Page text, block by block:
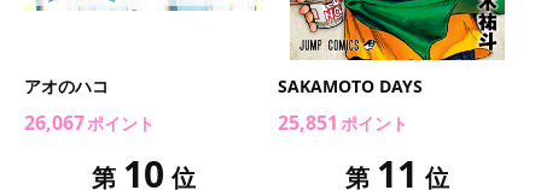
アオのハコ
26,067ポイント
SAKAMOTO DAYS
25,851 ポイント
第 10 位 第 11 位